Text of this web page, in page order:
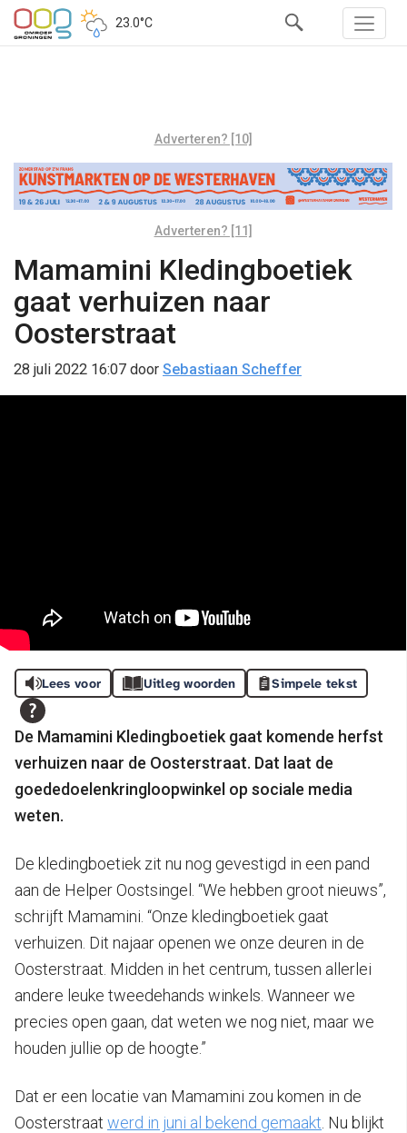
23.0°C
Adverteren? [10]
Adverteren? [11]
Mamamini Kledingboetiek
gaat verhuizen naar
Oosterstraat
28 juli 2022 16:07 door Sebastiaan Scheffer
Lees voor Uitleg woorden Simpele tekst
De Mamamini Kledingboetiek gaat komende herfst
verhuizen naar de Oosterstraat. Dat laat de
goededoelenkringloopwinkel op sociale media
weten.
De kledingboetiek zit nu nog gevestigd in een pand
aan de Helper Oostsingel. “We hebben groot nieuws”,
schrijft Mamamini. “Onze kledingboetiek gaat
verhuizen. Dit najaar openen we onze deuren in de
Oosterstraat. Midden in het centrum, tussen allerlei
andere leuke tweedehands winkels. Wanneer we
precies open gaan, dat weten we nog niet, maar we
houden jullie op de hoogte.”
Dat er een locatie van Mamamini zou komen in de
Oosterstraat werd in juni al bekend gemaakt . Nu blijkt